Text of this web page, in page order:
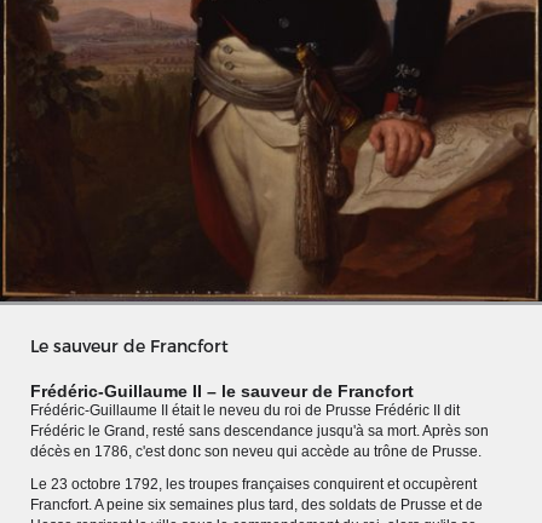
Interaktive Karte
Bildergalerie Topographia Germaniae
Impressum
Le sauveur de Francfort
Frédéric-Guillaume II – le sauveur de Francfort
Frédéric-Guillaume II était le neveu du roi de Prusse Frédéric II dit
Frédéric le Grand, resté sans descendance jusqu'à sa mort. Après son
décès en 1786, c'est donc son neveu qui accède au trône de Prusse.
Le 23 octobre 1792, les troupes françaises conquirent et occupèrent
Francfort. A peine six semaines plus tard, des soldats de Prusse et de